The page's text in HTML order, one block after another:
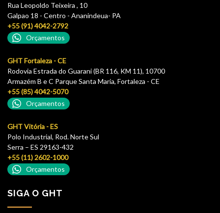
Rua Leopoldo Teixeira , 10
Galpao 18 - Centro - Ananindeua- PA
+55 (91) 4042-2792
Orçamentos
GHT Fortaleza - CE
Rodovia Estrada do Guarani (BR 116, KM 11), 10700
Armazém B e C Parque Santa Maria, Fortaleza - CE
+55 (85) 4042-5070
Orçamentos
GHT Vitória - ES
Polo Industrial, Rod. Norte Sul
Serra – ES 29163-432
+55 (11) 2602-1000
Orçamentos
SIGA O GHT